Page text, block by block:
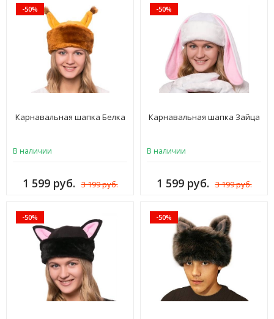
-50%
Карнавальная шапка Белка
В наличии
1 599 руб. 3 199 руб.
-50%
Карнавальная шапка Зайца
В наличии
1 599 руб. 3 199 руб.
-50% -50%